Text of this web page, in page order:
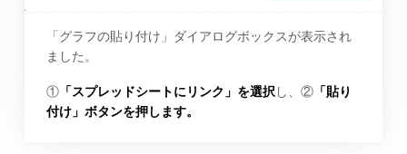
「グラフの貼り付け」ダイアログボックスが表示され
ました。
①「スプレッドシートにリンク」を選択 し、②「貼り
付け」ボタンを押します。